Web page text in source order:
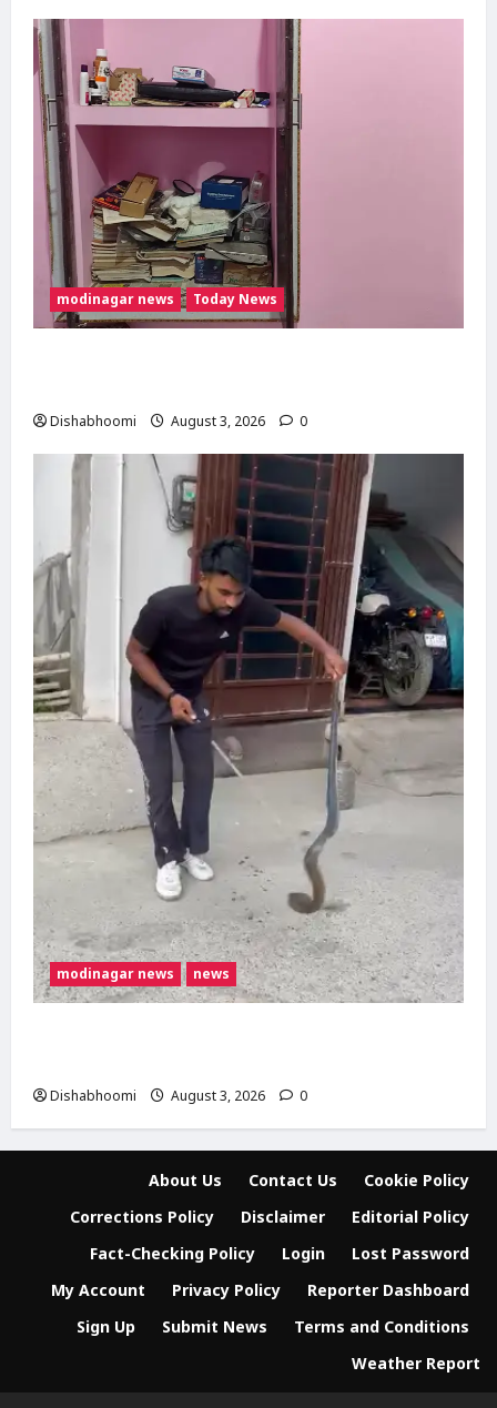
modinagar news Today News
Dishabhoomi August 3, 2026 0
modinagar news news
Dishabhoomi August 3, 2026 0
About Us Contact Us
Cookie Policy
Corrections Policy
Disclaimer
Editorial Policy
Fact-Checking Policy
Login
Lost Password
My Account
Privacy Policy
Reporter Dashboard
Sign Up
Submit News
Terms and Conditions
Weather Report